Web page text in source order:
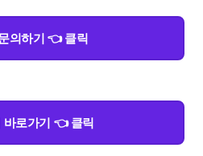
의하기 👈 클릭
바로가기 👈 클릭